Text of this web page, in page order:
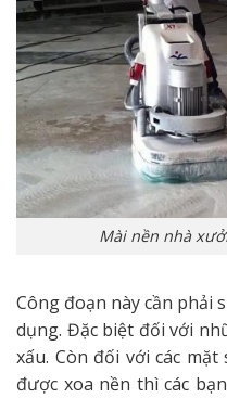
Mài nền nhà
Công đoạn này cần phải
dụng. Đặc biệt đối với
xấu. Còn đối với các
được xoa nền thì các